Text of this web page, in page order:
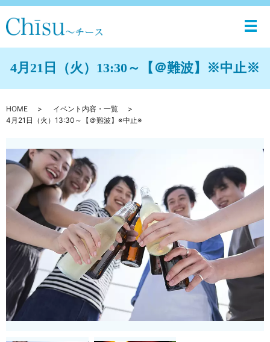
メ
4月21日（火）13:30～【＠難波】※中止※
HOME
イベント内容・一覧
4月21日（火）13:30～【＠難波】※中止※